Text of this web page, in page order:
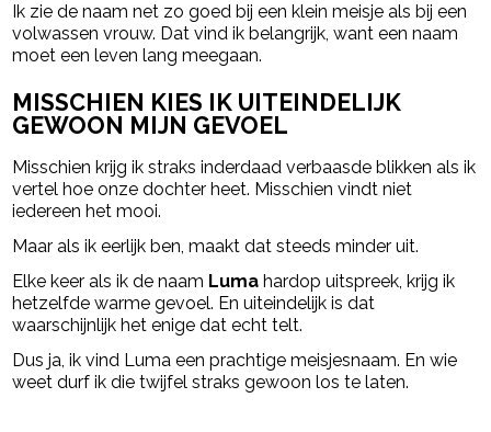
Ik zie de naam net zo goed bij een klein meisje als bij een
volwassen vrouw. Dat vind ik belangrijk, want een naam
moet een leven lang meegaan.
MISSCHIEN KIES IK UITEINDELIJK
GEWOON MIJN GEVOEL
Misschien krijg ik straks inderdaad verbaasde blikken als ik
vertel hoe onze dochter heet. Misschien vindt niet
iedereen het mooi.
Maar als ik eerlijk ben, maakt dat steeds minder uit.
Elke keer als ik de naam Luma hardop uitspreek, krijg ik
hetzelfde warme gevoel. En uiteindelijk is dat
waarschijnlijk het enige dat echt telt.
Dus ja, ik vind Luma een prachtige meisjesnaam. En wie
weet durf ik die twijfel straks gewoon los te laten.